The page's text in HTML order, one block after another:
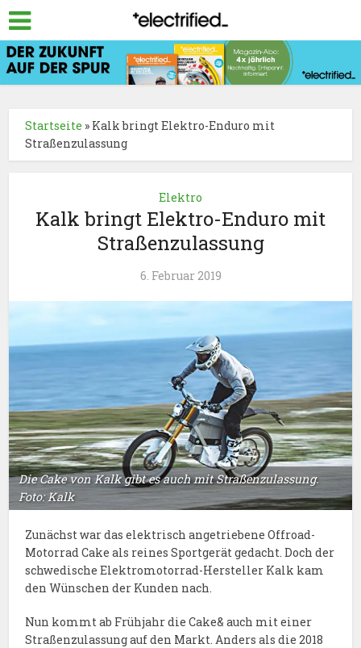
Startseite » Kalk bringt Elektro-Enduro mit
Straßenzulassung
Elektro
Kalk bringt Elektro-Enduro mit
Straßenzulassung
6. Februar 2019
Die Cake von Kalk gibt es auch mit Straßenzulassung.
Foto: Kalk
Zunächst war das elektrisch angetriebene Offroad-
Motorrad Cake als reines Sportgerät gedacht. Doch der
schwedische Elektromotorrad-Hersteller Kalk kam
den Wünschen der Kunden nach.
Nun kommt ab Frühjahr die Cake& auch mit einer
Straßenzulassung auf den Markt. Anders als die 2018